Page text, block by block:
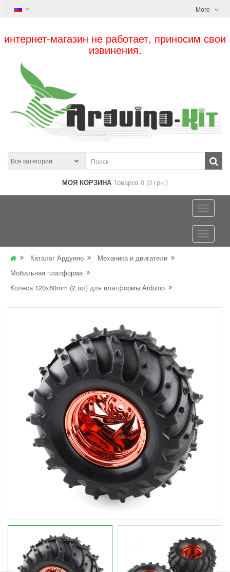
More
интернет-магазин не работает, приносим свои
извинения.
МОЯ КОРЗИНА Товаров 0 (0 грн.)
Каталог Ардуино
Механика и двигатели
Мобильная платформа
Колеса 120x60mm (2 шт) для платформы Arduino